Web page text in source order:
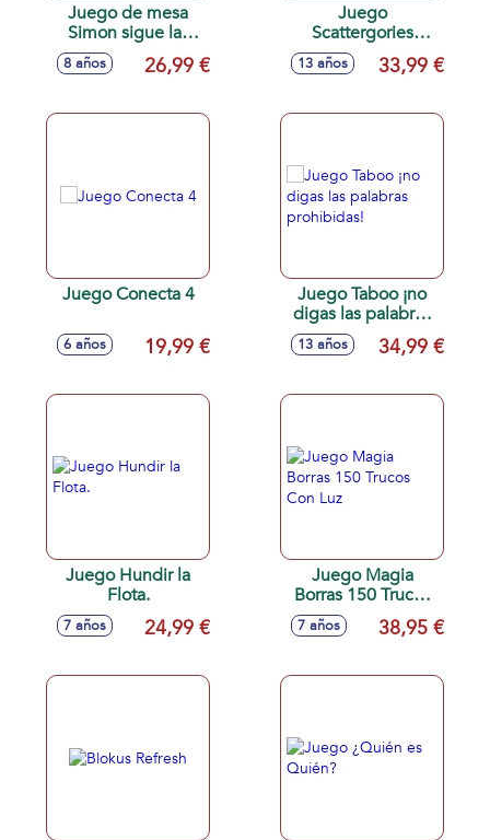
Juego de mesa
Simon sigue las
luces de colores
8 años 26,99 €
Juego
Scattergories
¡piensa rápido, sé
original y mantente
13 años 33,99 €
Juego Conecta 4
6 años 19,99 €
Juego Taboo ¡no
digas las palabras
prohibidas!
13 años 34,99 €
Juego Hundir la
Flota.
7 años 24,99 €
Juego Magia
Borras 150 Trucos
Con Luz
7 años 38,95 €